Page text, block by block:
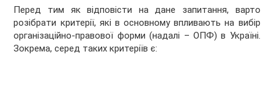
Перед тим як відповісти на дане запитання, варто
розібрати критерії, які в основному впливають на вибір
організаційно-правової форми (надалі – ОПФ) в Україні.
Зокрема, серед таких критеріїв є: